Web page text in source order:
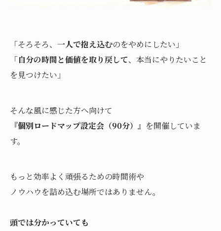
「そろそろ、 一人で抱え込むのをやめにしたい」
「自分の時間と価値を取り戻して、本当にやりたいこと
を見つけたい」
そんな風に感じた方へ向けて
『個別ロードマップ設定会（90分）』 を開催していま
す。
もっと効率よく頑張るための時間術や
ノウハウを詰め込む場所ではありません。
頭では分かっていても